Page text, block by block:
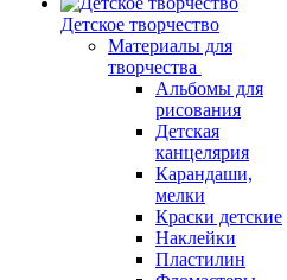
Детское творчество
Материалы для
творчества
Альбомы для
рисования
Детская
канцелярия
Карандаши,
мелки
Краски детские
Наклейки
Пластилин